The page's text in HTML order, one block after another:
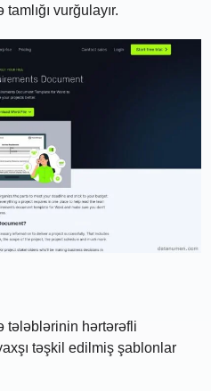
vurğulayır.
tələblərinin hərtərəfli
təşkil edilmiş şablonlar